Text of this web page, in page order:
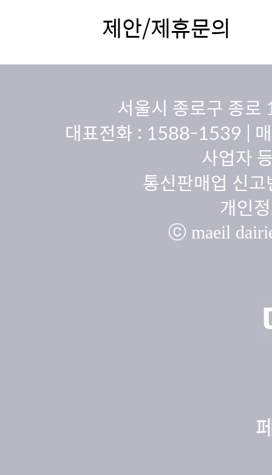
제안/제휴문의
서울시 종로구 종
대표전화 : 1588-1539 |
사업자
통신판매업 신
개인
ⓒ maeil